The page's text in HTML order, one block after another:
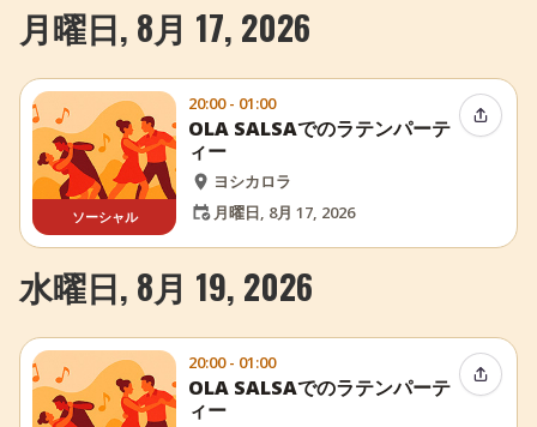
月曜日, 8月 17, 2026
ソーシャル
20:00 - 01:00
OLA SALSAでのラテンパーテ
ィー
ヨシカロラ
月曜日, 8月 17, 2026
イベン
水曜日, 8月 19, 2026
20:00 - 01:00
OLA SALSAでのラテンパーテ
ィー
イベン